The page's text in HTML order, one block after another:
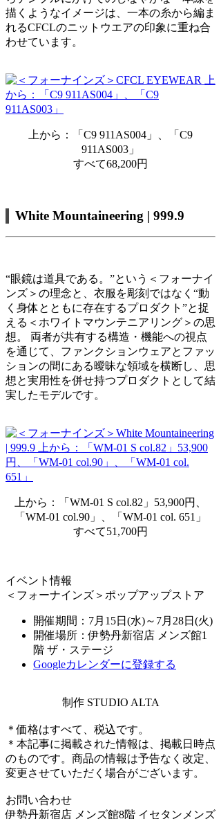
描くようなイメージは、一本の糸から編ま
れるCFCLのニットウエアの印象に重ね合
わせています。
上から：「C9 911AS004」、「C9
911AS003」
すべて68,200円
White Mountaineering | 999.9
“眼鏡は道具である。”という＜フォーナイ
ンズ＞の理念と、衣服を彫刻ではなく“動
く身体とともに存在するプロダクト”と捉
える＜ホワイトマウンテニアリング＞の思
想。 両者が共有する構造・機能への視点
を通じて、ファンクションウェアとファッ
ションの間にある曖昧な領域を横断し、思
想と実用性を併せ持つプロダクトとして結
実したモデルです。
上から：「WM-01 S col.82」53,900円、
「WM-01 col.90」、「WM-01 col. 651」
すべて51,700円
イベント情報
＜フォーナインズ＞ポップアップストア
開催期間：7月15日(水)～7月28日(火)
開催場所：伊勢丹新宿店 メンズ館1
階 ザ・ステージ
Googleカレンダーに登録する
制作 STUDIO ALTA
＊価格はすべて、税込です。
＊本記事に掲載された情報は、掲載日時点
のものです。商品の情報は予告なく改定、
変更させていただく場合がございます。
お問い合わせ
伊勢丹新宿店 メンズ館8階 イセタンメンズ